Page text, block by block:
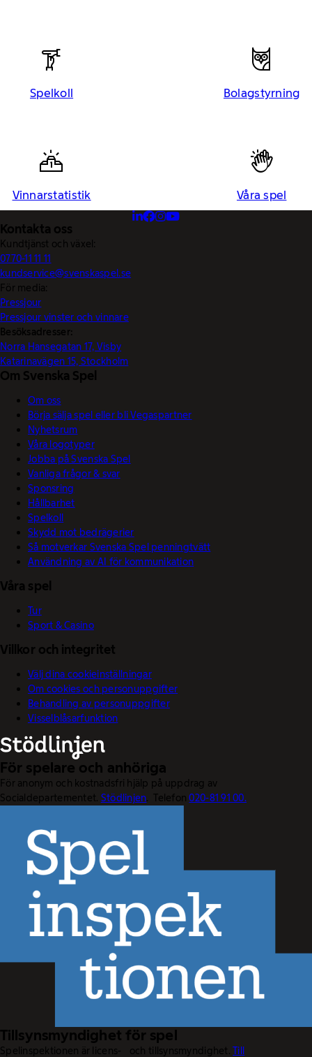
Spelkoll Bolagstyrning
Vinnarstatistik Våra spel
Kontakta oss
Kundtjänst och växel:
0770-11 11 11
kundservice@svenskaspel.se
För media:
Pressjour
Pressjour vinster och vinnare
Besöksadresser:
Norra Hansegatan 17, Visby
Katarinavägen 15, Stockholm
Om Svenska Spel
Om oss
Börja sälja spel eller bli Vegaspartner
Nyhetsrum
Våra logotyper
Jobba på Svenska Spel
Vanliga frågor & svar
Sponsring
Hållbarhet
Spelkoll
Skydd mot bedrägerier
Så motverkar Svenska Spel penningtvätt
Användning av AI för kommunikation
Våra spel
Tur
Sport & Casino
Villkor och integritet
Välj dina cookieinställningar
Om cookies och personuppgifter
Behandling av personuppgifter
Visselblåsarfunktion
För spelare och anhöriga
För anonym och kostnadsfri hjälp på uppdrag av
Socialdepartementet. Stödlinjen. Telefon020-81 91 00.
Tillsynsmyndighet för spel
Spelinspektionen är licens- och tillsynsmyndighet.Till